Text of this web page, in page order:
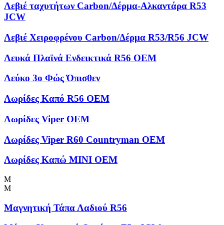
Λεβιέ ταχυτήτων Carbon/Δέρμα-Αλκαντάρα R53
JCW
Λεβιέ Χειροφρένου Carbon/Δέρμα R53/R56 JCW
Λευκά Πλαϊνά Ενδεικτικά R56 OEM
Λεύκο 3ο Φώς Όπισθεν
Λωρίδες Kαπό R56 OEM
Λωρίδες Viper OEM
Λωρίδες Viper R60 Countryman OEM
Λωρίδες Καπώ MINI OEM
Μ
Μ
Μαγνητική Τάπα Λαδιού R56